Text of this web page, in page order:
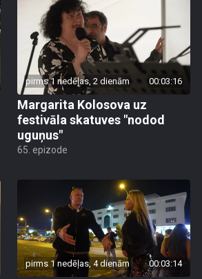
pirms 1 nedēļas, 2 dienām 00:03:16
Margarita Kolosova uz
festivāla skatuves "nodod
uguņus"
65. epizode
pirms 1 nedēļas, 4 dienām 00:03:14